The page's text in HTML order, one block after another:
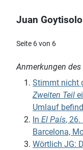
Juan
Seite 6 von 6
Anmerkungen des
Stimmt nicht
Zweiten Teil
Umlauf
In El País,
Barcelona,
Wörtlich JG: